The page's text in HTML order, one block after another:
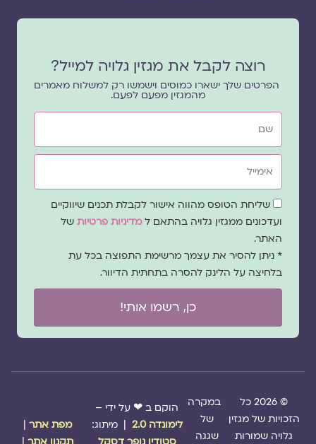
רוצה לקבל את מגזין גלויה למייל?
הפרטים שלך ישארו כמוסים וישמשו רק למשלוח מאמרים
מהמגזין מפעם לפעם.
שם
אימייל
שדה
הסכמה
שליחת הטופס מהווה אישור לקבלת תכנים שיווקיים
ועדכונים ממגזין גלויה בהתאם ל מדיניות פרטיותשל
האתר.
* ניתן להסיר את עצמך מרשימת התפוצה בכל עת
בלחיצה על הלינק להסרה בתחתית הדיוור.
כן, רשמו אותי!
© 2026 כל
הזכויות של מגזין
גלויה שמורות
במקרה
של
שגגה
הוקם ב ❤ על ידי –
לימונדה 2.0
| מיתוג:
מפת אתר|